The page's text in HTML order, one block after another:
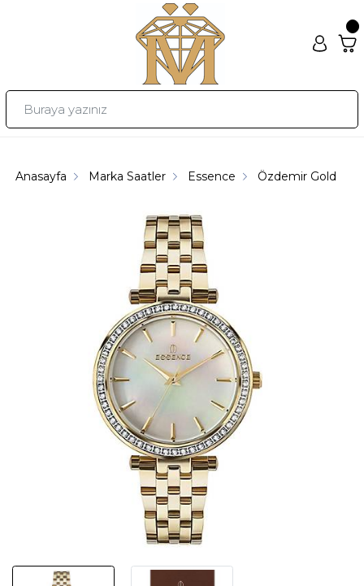
Anasayfa Marka Saatler Essence Özdemir Gold